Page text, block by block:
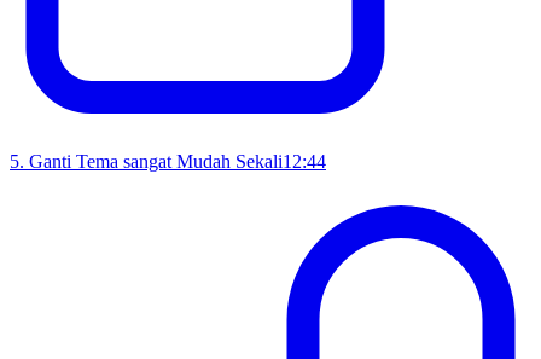
5. Ganti Tema sangat Mudah Sekali12:44